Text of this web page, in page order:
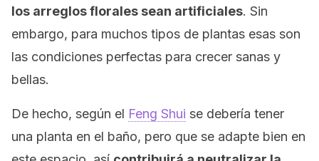
los arreglos florales sean artificiales. Sin
embargo, para muchos tipos de plantas esas son
las condiciones perfectas para crecer sanas y
bellas.
De hecho, según el Feng Shui se debería tener
una planta en el baño, pero que se adapte bien en